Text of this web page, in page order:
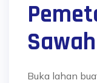
Sawah
Buka lahan